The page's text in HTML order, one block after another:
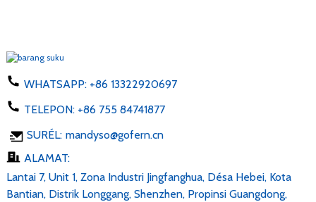
WHATSAPP: +86 13322920697
TELEPON: +86 755 84741877
SURÉL: mandyso@gofern.cn
ALAMAT:
Lantai 7, Unit 1, Zona Industri Jingfanghua, Désa Hebei, Kota
Bantian, Distrik Longgang, Shenzhen, Propinsi Guangdong,